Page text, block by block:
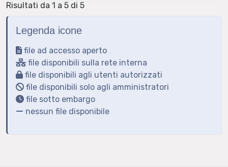
Risultati da 1 a 5 di 5
Legenda icone
file ad accesso aperto
file disponibili sulla rete interna
file disponibili agli utenti autorizzati
file disponibili solo agli amministratori
file sotto embargo
nessun file disponibile